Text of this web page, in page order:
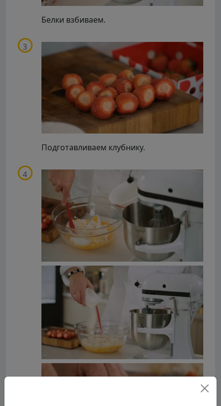
Белки взбиваем.
Подготавливаем клубнику.